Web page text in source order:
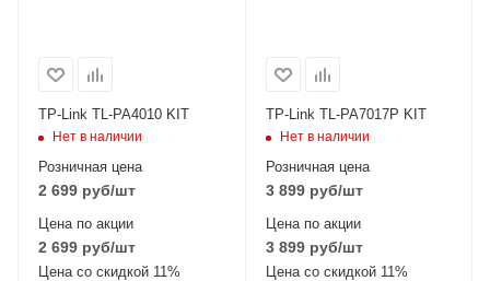
TP-Link TL-PA4010 KIT
Нет в наличии
Розничная цена
2 699 руб/шт
Цена по акции
2 699 руб/шт
Цена со скидкой 11%
TP-Link TL-PA7017P KIT
Нет в наличии
Розничная цена
3 899руб/шт
Цена по акции
3 899руб/шт
Цена со скидкой 11%